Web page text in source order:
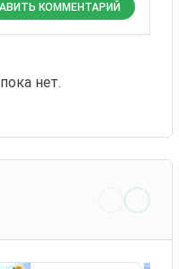
КОММЕНТАРИЙ
нет.